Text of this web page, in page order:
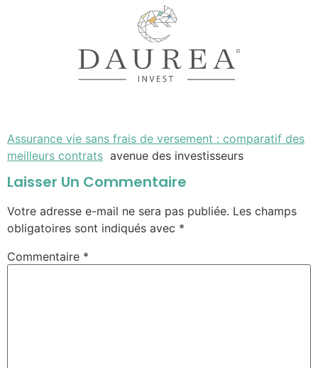
Assurance vie sans frais de versement : comparatif des
meilleurs contrats avenue des investisseurs
Laisser Un Commentaire
Votre adresse e-mail ne sera pas publiée. Les champs
obligatoires sont indiqués avec *
Commentaire *